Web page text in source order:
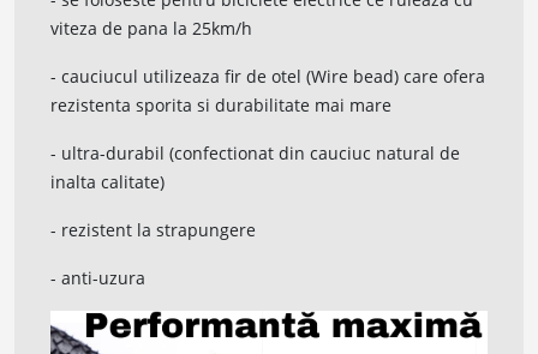
viteza de pana la 25km/h
- cauciucul utilizeaza fir de otel (Wire bead) care ofera
rezistenta sporita si durabilitate mai mare
- ultra-durabil (confectionat din cauciuc natural de
inalta calitate)
- rezistent la strapungere
- anti-uzura